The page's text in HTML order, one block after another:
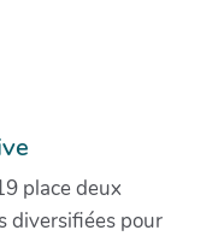
place deux
diversifiées pour